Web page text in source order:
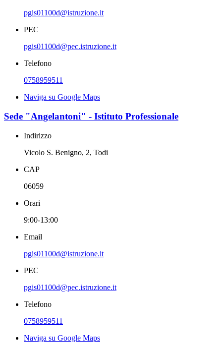
pgis01100d@istruzione.it
PEC
pgis01100d@pec.istruzione.it
Telefono
0758959511
Naviga su Google Maps
Sede "Angelantoni" - Istituto Professionale
Indirizzo
Vicolo S. Benigno, 2, Todi
CAP
06059
Orari
9:00-13:00
Email
pgis01100d@istruzione.it
PEC
pgis01100d@pec.istruzione.it
Telefono
0758959511
Naviga su Google Maps